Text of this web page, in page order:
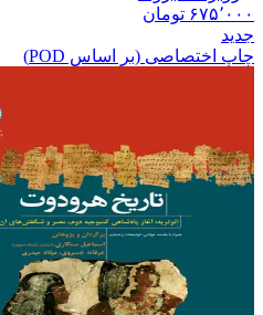
۶۷۵٬۰۰۰ تومان
جدید
چاپ اختصاصی (بر اساس POD)